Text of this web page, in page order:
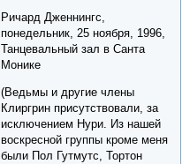
Ричард Дженнингс,
понедельник, 25 ноября, 1996,
Танцевальный зал в Санта
Монике
(Ведьмы и другие члены
Клиргрин присутствовали, за
исключением Нури. Из нашей
воскресной группы кроме меня
были Пол Гутмутс, Тортон